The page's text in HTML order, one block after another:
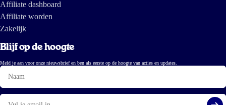
Affiliate dashboard
Affiliate worden
Zakelijk
Blijf op de hoogte
Meld je aan voor onze nieuwsbrief en ben als eerste op de hoogte van acties en updates.
Naam
E-
mail